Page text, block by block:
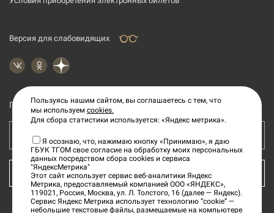
Версия для слабовидящих
Подпишитесь на рассылку новостей
Ваш e-mail адрес
КУПИТЬ БИЛЕТ
Пользуясь нашим сайтом, вы соглашаетесь с тем, что
мы используем cookies.
Для сбора статистики используется: «Яндекс метрика».
Я осознаю, что, нажимаю кнопку «Принимаю», я даю
ГБУК ТГОМ свое согласие на обработку моих персональных
данных посредством сбора cookies и сервиса
"ЯндексМетрика"
Этот сайт использует сервис веб-аналитики Яндекс
Метрика, предоставляемый компанией ООО «ЯНДЕКС»,
119021, Россия, Москва, ул. Л. Толстого, 16 (далее — Яндекс).
Сервис Яндекс Метрика использует технологию “cookie” —
небольшие текстовые файлы, размещаемые на компьютере